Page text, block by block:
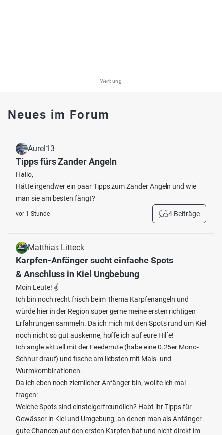
Werbung
Neues im Forum
Aurel13
Tipps fürs Zander Angeln
Hallo,
Hätte irgendwer ein paar Tipps zum Zander Angeln und wie
man sie am besten fängt?
vor 1 Stunde 4 Beiträge
Matthias Litteck
Karpfen-Anfänger sucht einfache Spots
& Anschluss in Kiel Ungbebung
Moin Leute! ✌️
Ich bin noch recht frisch beim Thema Karpfenangeln und
würde hier in der Region super gerne meine ersten richtigen
Erfahrungen sammeln. Da ich mich mit den Spots rund um Kiel
noch nicht so gut auskenne, hoffe ich auf eure Hilfe!
Ich angle aktuell mit der Feederrute (habe eine 0.25er Mono-
Schnur drauf) und fische am liebsten mit Mais- und
Wurmkombinationen.
Da ich eben noch ziemlicher Anfänger bin, wollte ich mal
fragen:
Welche Spots sind einsteigerfreundlich? Habt ihr Tipps für
Gewässer in Kiel und Umgebung, an denen man als Anfänger
gute Chancen auf den ersten Karpfen hat und nicht direkt im